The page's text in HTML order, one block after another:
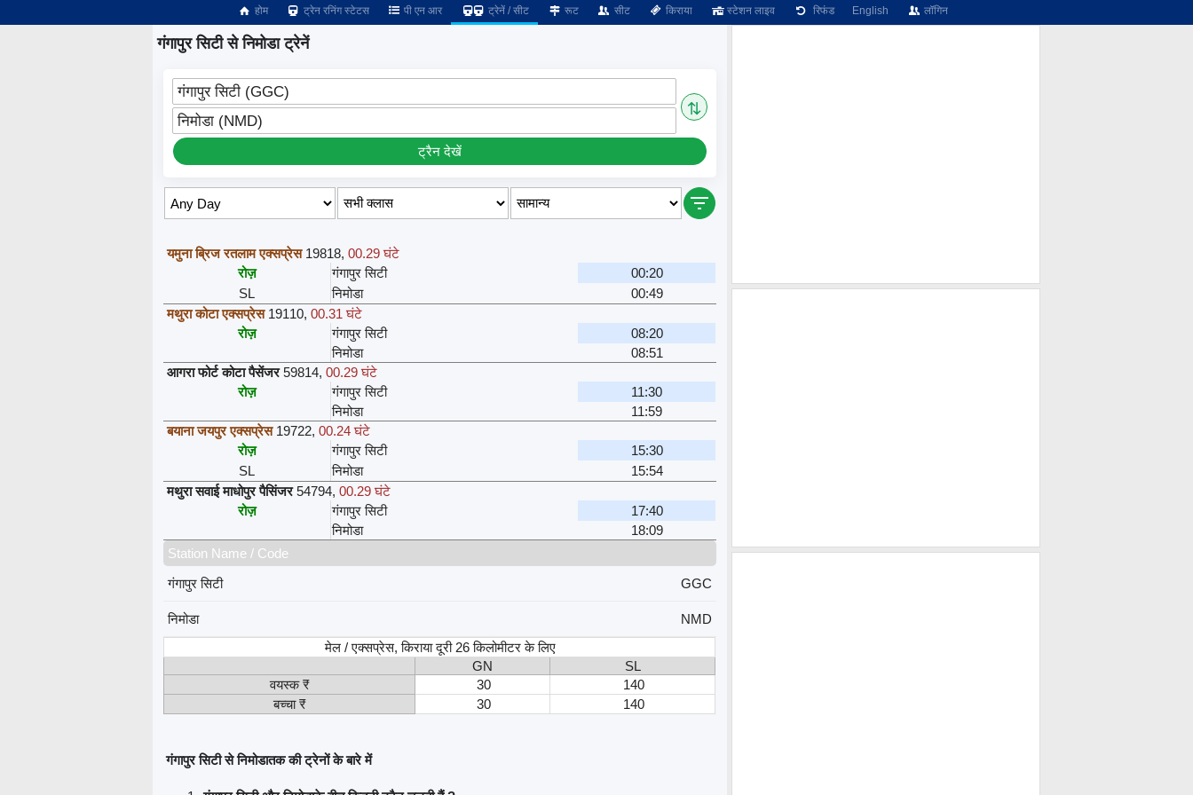
होम ट्रेन रनिंग स्टेटस पी एन आर ट्रेनें / सीट रूट सीट किराया स्टेशन लाइव रिफंड English लॉगिन
गंगापुर सिटी से निमोडा ट्रेनें
गंगापुर सिटी (GGC)
⇅
निमोडा (NMD)
ट्रैन देखें
यमुना ब्रिज रतलाम एक्सप्रेस 19818,00.29 घंटे
रोज़
गंगापुर सिटी
00:20
SL
निमोडा
00:49
मथुरा कोटा एक्सप्रेस 19110,00.31 घंटे
रोज़
गंगापुर सिटी
08:20
निमोडा
08:51
आगरा फोर्ट कोटा पैसेंजर 59814,00.29 घंटे
रोज़
गंगापुर सिटी
11:30
निमोडा
11:59
बयाना जयपुर एक्सप्रेस 19722,00.24 घंटे
रोज़
गंगापुर सिटी
15:30
SL
निमोडा
15:54
मथुरा सवाई माधोपुर पैसिंजर 54794,00.29 घंटे
रोज़
गंगापुर सिटी
17:40
निमोडा
18:09
Station Name / Code
गंगापुर सिटी
GGC
निमोडा
NMD
मेल / एक्सप्रेस, किराया दूरी 26 किलोमीटर के लिए
GN
SL
वयस्क ₹
30
140
बच्चा ₹
30 140
गंगापुर सिटी से निमोडातक की ट्रेनों के बारे में